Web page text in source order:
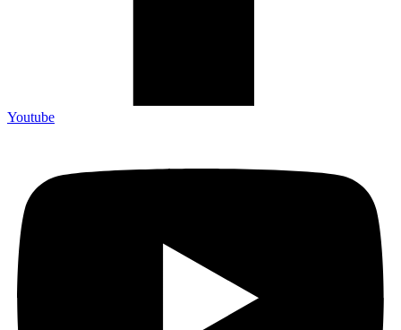
Youtube